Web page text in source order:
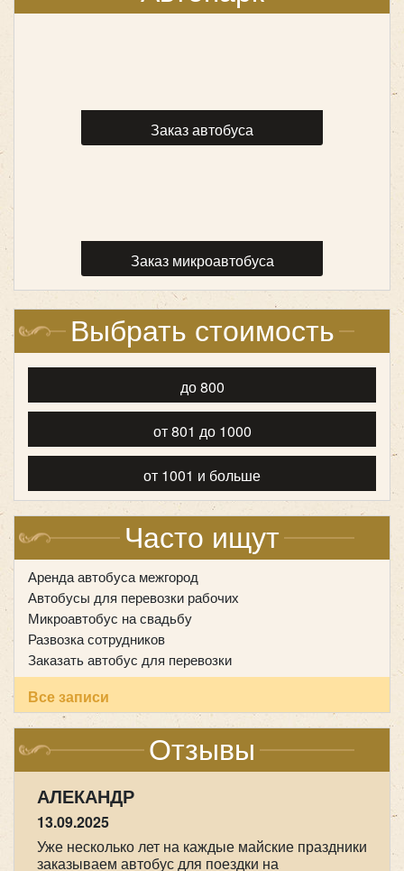
Заказ автобуса
Заказ микроавтобуса
Выбрать стоимость
до 800
от 801 до 1000
от 1001 и больше
Часто ищут
Аренда автобуса межгород
Автобусы для перевозки рабочих
Микроавтобус на свадьбу
Развозка сотрудников
Заказать автобус для перевозки
Все записи
Отзывы
АЛЕКАНДР
13.09.2025
Уже несколько лет на каждые майские праздники
заказываем автобус для поездки на
Mercedes Sprinter 907 VIP
Количество мест:19
Класс:VIP
Цена от:2400 руб/час
Volkswagen Caravelle 7 мест